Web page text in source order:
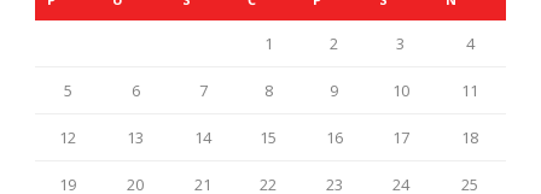
1 2 3 4
5 6 7 8 9 10 11
12 13 14 15 16 17 18
19 20 21 22 23 24 25